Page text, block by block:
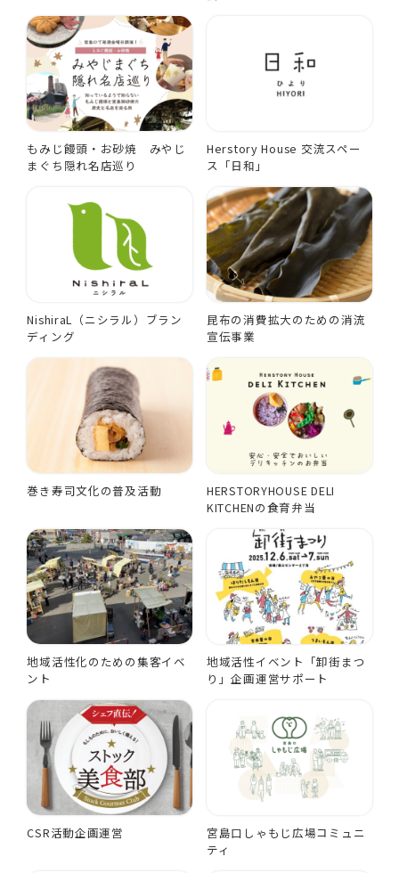
もみじ饅頭・お砂焼 みやじ
まぐち隠れ名店巡り
Herstory House 交流スペー
ス「日和」
NishiraL（ニシラル）ブラン
ディング
昆布の消費拡大のための消流
宣伝事業
巻き寿司文化の普及活動
HERSTORYHOUSE DELI
KITCHENの食育弁当
地域活性化のための集客イベ
ント
地域活性イベント「卸街まつ
り」企画運営サポート
CSR活動企画運営
宮島口しゃもじ広場コミュニ
ティ